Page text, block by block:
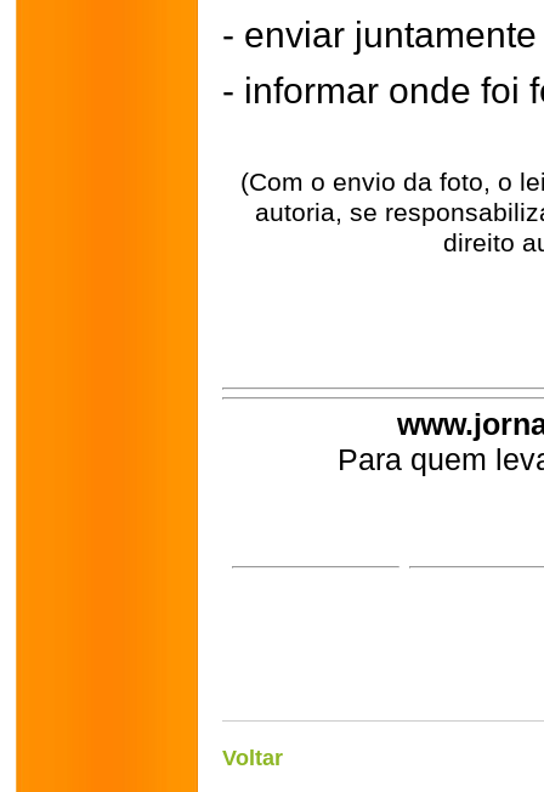
- enviar
- informar onde foi
(Com o envio da foto, o
autoria, se
direito
Para quem
Voltar